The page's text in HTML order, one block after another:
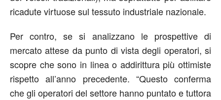
ricadute virtuose sul tessuto industriale nazionale.
Per contro, se si analizzano le prospettive di
mercato attese da punto di vista degli operatori, si
scopre che sono in linea o addirittura più ottimiste
rispetto all’anno precedente. “Questo conferma
che gli operatori del settore hanno puntato e tuttora